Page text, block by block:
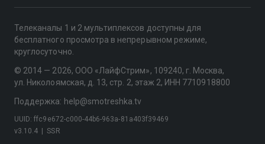
Телеканалы 1 и 2 мультиплексов доступны для
бесплатного просмотра в непрерывном режиме,
круглосуточно.
© 2014 — 2026, ООО «ЛайфСтрим», 109240, г. Москва,
ул. Николоямская, д. 13, стр. 2, этаж 2, ИНН 7710918800
Поддержка: help@smotreshka.tv
v3.10.4 SSR
UUID: ffc9e672-c000-44b6-963a-81a403f39469